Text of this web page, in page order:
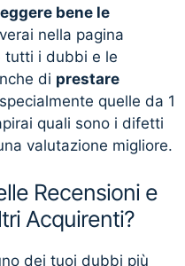
bene le
nella pagina
tutti i dubbi e le
di prestare
quelle da 1
quali sono i difetti
valutazione migliore.
Recensioni e
Acquirenti?
dei tuoi dubbi più